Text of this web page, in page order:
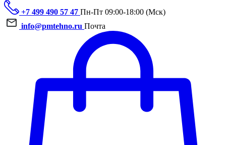
+7 499 490 57 47 Пн-Пт 09:00-18:00 (Мск)
info@pmtehno.ru Почта